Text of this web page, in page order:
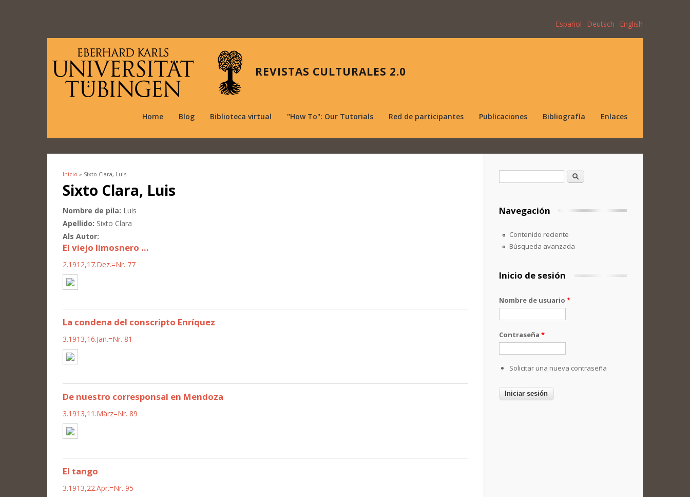
Español Deutsch English
REVISTAS CULTURALES 2.0
Home Blog Biblioteca virtual "How To": Our Tutorials Red de participantes Publicaciones Bibliografía Enlaces
Se encuentra usted aquí
Inicio » Sixto Clara, Luis
Sixto Clara, Luis
Nombre de pila: Luis
Apellido: Sixto Clara
Als Autor:
El viejo limosnero ...
2.1912,17.Dez.=Nr. 77
La condena del conscripto Enríquez
3.1913,16.Jan.=Nr. 81
De nuestro corresponsal en Mendoza
3.1913,11.März=Nr. 89
El tango
3.1913,22.Apr.=Nr. 95
Formulario de búsqueda
Buscar
Navegación
Contenido reciente
Búsqueda avanzada
Inicio de sesión
Nombre de usuario *
Contraseña *
Solicitar una nueva contraseña